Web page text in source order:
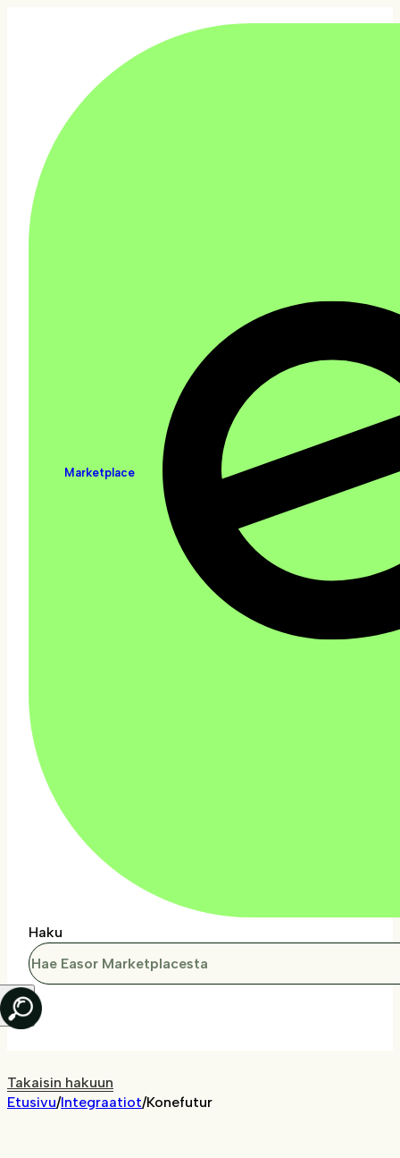
Marketplace
Haku
Takaisin hakuun
Etusivu/Integraatiot/Konefutur